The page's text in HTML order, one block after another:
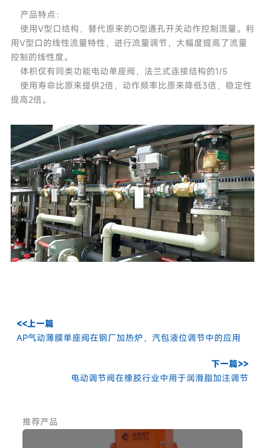
产品特点：
使用V型口结构，替代原来的O型通孔开关动作控制流量。利
用V型口的线性流量特性，进行流量调节，大幅度提高了流量
控制的线性度。
体积仅有同类功能电动单座阀，法兰式连接结构的1/5
使用寿命比原来提供2倍，动作频率比原来降低3倍，稳定性
提高2倍。
<<上一篇
AP气动薄膜单座阀在钢厂加热炉，汽包液位调节中的应用
下一篇>>
电动调节阀在橡胶行业中用于润滑脂加注调节
推荐产品